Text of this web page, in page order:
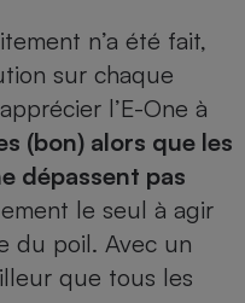
n’a été fait,
sur chaque
l’E-One à
(bon) alors que les
dépassent pas
le seul à agir
du poil. Avec un
que tous les